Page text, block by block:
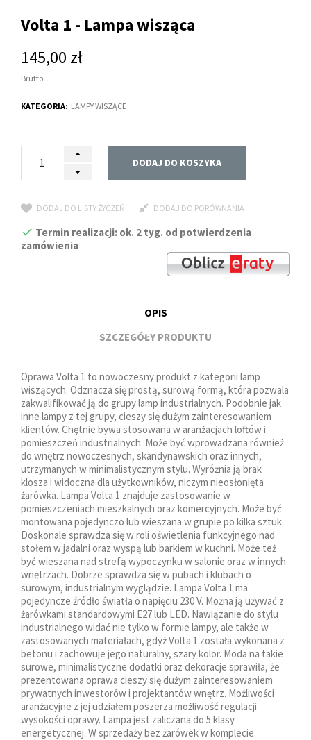
Volta 1 - Lampa wisząca
145,00 zł
Brutto
KATEGORIA: LAMPY WISZĄCE
DODAJ DO KOSZYKA
DODAJ DO LISTY ŻYCZEŃ DODAJ DO PORÓWNANIA
Termin realizacji: ok. 2 tyg. od potwierdzenia
zamówienia
OPIS
SZCZEGÓŁY PRODUKTU
Oprawa Volta 1 to nowoczesny produkt z kategorii lamp
wiszących. Odznacza się prostą, surową formą, która pozwala
zakwalifikować ją do grupy lamp industrialnych. Podobnie jak
inne lampy z tej grupy, cieszy się dużym zainteresowaniem
klientów. Chętnie bywa stosowana w aranżacjach loftów i
pomieszczeń industrialnych. Może być wprowadzana również
do wnętrz nowoczesnych, skandynawskich oraz innych,
utrzymanych w minimalistycznym stylu. Wyróżnia ją brak
klosza i widoczna dla użytkowników, niczym nieosłonięta
żarówka. Lampa Volta 1 znajduje zastosowanie w
pomieszczeniach mieszkalnych oraz komercyjnych. Może być
montowana pojedynczo lub wieszana w grupie po kilka sztuk.
Doskonale sprawdza się w roli oświetlenia funkcyjnego nad
stołem w jadalni oraz wyspą lub barkiem w kuchni. Może też
być wieszana nad strefą wypoczynku w salonie oraz w innych
wnętrzach. Dobrze sprawdza się w pubach i klubach o
surowym, industrialnym wyglądzie. Lampa Volta 1 ma
pojedyncze źródło światła o napięciu 230 V. Można ją używać z
żarówkami standardowymi E27 lub LED. Nawiązanie do stylu
industrialnego widać nie tylko w formie lampy, ale także w
zastosowanych materiałach, gdyż Volta 1 została wykonana z
betonu i zachowuje jego naturalny, szary kolor. Moda na takie
surowe, minimalistyczne dodatki oraz dekoracje sprawiła, że
prezentowana oprawa cieszy się dużym zainteresowaniem
prywatnych inwestorów i projektantów wnętrz. Możliwości
aranżacyjne z jej udziałem poszerza możliwość regulacji
wysokości oprawy. Lampa jest zaliczana do 5 klasy
energetycznej. W sprzedaży bez żarówek w komplecie.